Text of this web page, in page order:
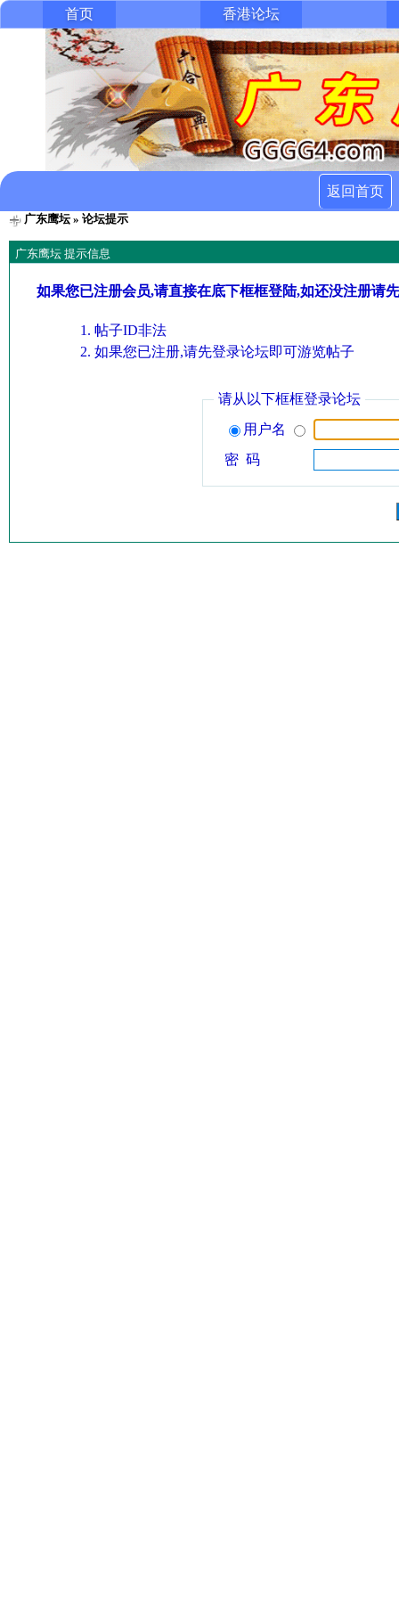
首页 香港论坛
返回首页
广东鹰坛» 论坛提示
广东鹰坛 提示信息
如果您已注册会员,请直接在底下框框登陆,如还没注册请
帖子ID非法
如果您已注册,请先登录论坛即可游览帖子
请从以下框框登录论坛
用户名
密 码